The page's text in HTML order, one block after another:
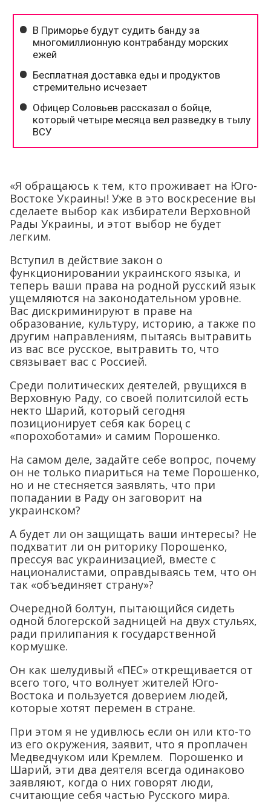
«Я обращаюсь к тем, кто проживает на Юго-
Востоке Украины! Уже в это воскресение вы
сделаете выбор как избиратели Верховной
Рады Украины, и этот выбор не будет
легким.
Вступил в действие закон о
функционировании украинского языка, и
теперь ваши права на родной русский язык
ущемляются на законодательном уровне.
Вас дискриминируют в праве на
образование, культуру, историю, а также по
другим направлениям, пытаясь вытравить
из вас все русское, вытравить то, что
связывает вас с Россией.
Среди политических деятелей, рвущихся в
Верховную Раду, со своей политсилой есть
некто Шарий, который сегодня
позиционирует себя как борец с
«порохоботами» и самим Порошенко.
На самом деле, задайте себе вопрос, почему
он не только пиариться на теме Порошенко,
но и не стесняется заявлять, что при
попадании в Раду он заговорит на
украинском?
А будет ли он защищать ваши интересы? Не
подхватит ли он риторику Порошенко,
прессуя вас украинизацией, вместе с
националистами, оправдываясь тем, что он
так «объединяет страну»?
Очередной болтун, пытающийся сидеть
одной блогерской задницей на двух стульях,
ради прилипания к государственной
кормушке.
Он как шелудивый «ПЕС» открещивается от
всего того, что волнует жителей Юго-
Востока и пользуется доверием людей,
которые хотят перемен в стране.
При этом я не удивлюсь если он или кто-то
из его окружения, заявит, что я проплачен
Медведчуком или Кремлем. Порошенко и
Шарий, эти два деятеля всегда одинаково
заявляют, когда о них говорят люди,
считающие себя частью Русского мира.